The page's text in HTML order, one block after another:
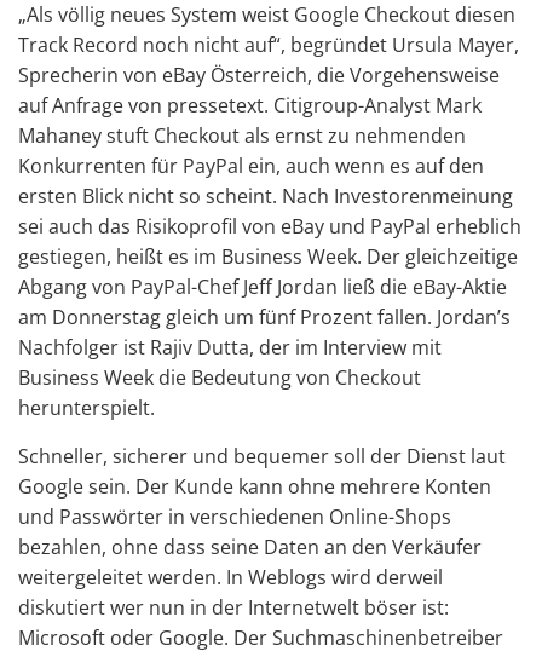
„Als völlig neues System weist Google Checkout diesen
Track Record noch nicht auf“, begründet Ursula Mayer,
Sprecherin von eBay Österreich, die Vorgehensweise
auf Anfrage von pressetext. Citigroup-Analyst Mark
Mahaney stuft Checkout als ernst zu nehmenden
Konkurrenten für PayPal ein, auch wenn es auf den
ersten Blick nicht so scheint. Nach Investorenmeinung
sei auch das Risikoprofil von eBay und PayPal erheblich
gestiegen, heißt es im Business Week. Der gleichzeitige
Abgang von PayPal-Chef Jeff Jordan ließ die eBay-Aktie
am Donnerstag gleich um fünf Prozent fallen. Jordan’s
Nachfolger ist Rajiv Dutta, der im Interview mit
Business Week die Bedeutung von Checkout
herunterspielt.
Schneller, sicherer und bequemer soll der Dienst laut
Google sein. Der Kunde kann ohne mehrere Konten
und Passwörter in verschiedenen Online-Shops
bezahlen, ohne dass seine Daten an den Verkäufer
weitergeleitet werden. In Weblogs wird derweil
diskutiert wer nun in der Internetwelt böser ist:
Microsoft oder Google. Der Suchmaschinenbetreiber